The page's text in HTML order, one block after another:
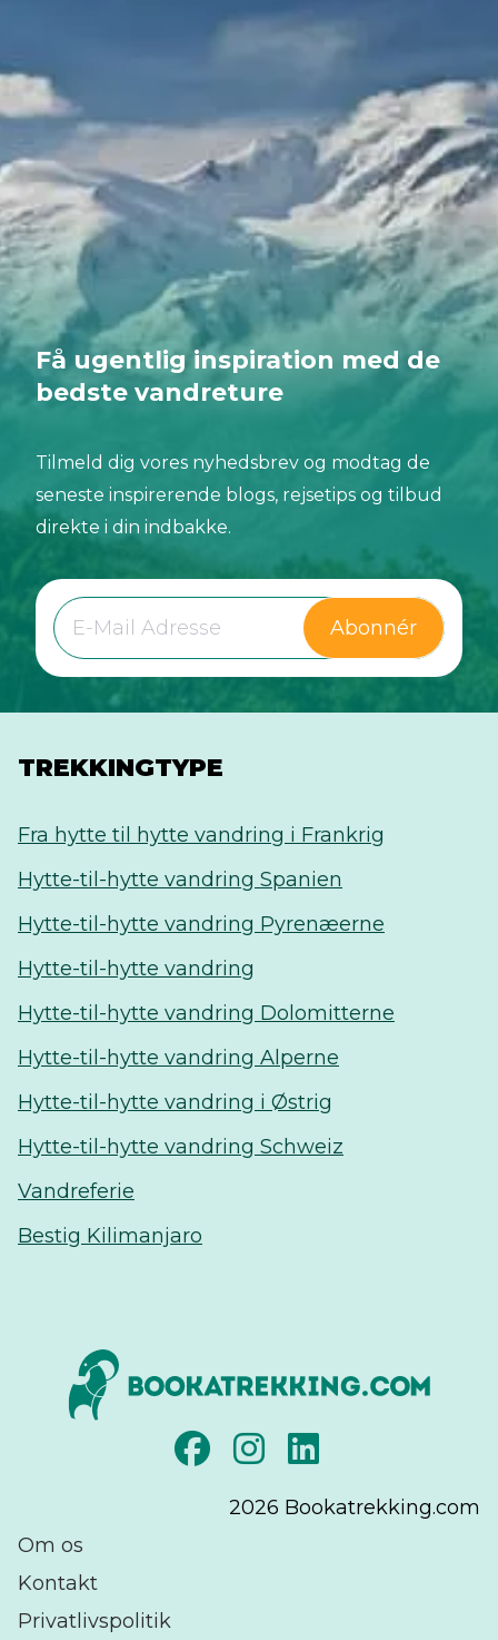
Få ugentlig inspiration med de
bedste vandreture
Tilmeld dig vores nyhedsbrev og modtag de
seneste inspirerende blogs, rejsetips og tilbud
direkte i din indbakke.
Abonnér
TREKKINGTYPE
Fra hytte til hytte vandring i Frankrig
Hytte-til-hytte vandring Spanien
Hytte-til-hytte vandring Pyrenæerne
Hytte-til-hytte vandring
Hytte-til-hytte vandring Dolomitterne
Hytte-til-hytte vandring Alperne
Hytte-til-hytte vandring i Østrig
Hytte-til-hytte vandring Schweiz
Vandreferie
Bestig Kilimanjaro
2026 Bookatrekking.com
Om os
Kontakt
Privatlivspolitik